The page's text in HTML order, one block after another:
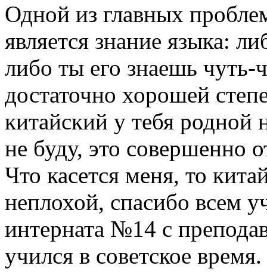
Одной из главных
является знание языка:
либо ты его знаешь чуть-
достаточно хорошей
китайский у тебя родной
не буду, это совершенно
Что касется меня, то
неплохой, спасибо всем
интерната №14 с
учился в советское время.